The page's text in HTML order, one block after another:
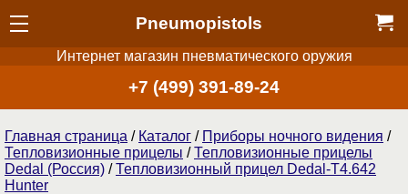
Pneumopistols
Интернет магазин пневматического оружия
+7 (499) 391-89-24
Главная страница / Каталог / Приборы ночного видения /
Тепловизионные прицелы /Тепловизионные прицелы
Dedal (Россия) /Тепловизионный прицел Dedal-T4.642
Hunter